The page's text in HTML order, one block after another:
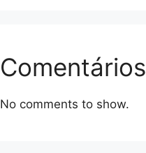
Comentários
No comments to show.